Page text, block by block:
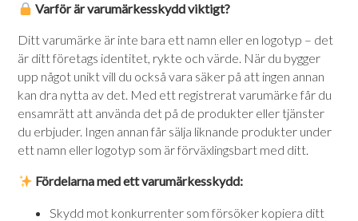
Varför är varumärkesskydd viktigt?
Ditt varumärke är inte bara ett namn eller en logotyp – det
är ditt företags identitet, rykte och värde. När du bygger
upp något unikt vill du också vara säker på att ingen annan
kan dra nytta av det. Med ett registrerat varumärke får du
ensamrätt att använda det på de produkter eller tjänster
du erbjuder. Ingen annan får sälja liknande produkter under
ett namn eller logotyp som är förväxlingsbart med ditt.
Fördelarna med ett varumärkesskydd:
Skydd mot konkurrenter som försöker kopiera ditt